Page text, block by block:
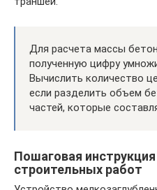
Для расчета массы
полученную цифру
Вычислить количество
если разделить объем
частей, которые
Пошаговая
строительных работ